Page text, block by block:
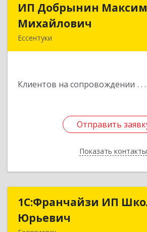
ИП Добрынин Максим
Михайлович
Ессентуки
Клиентов на сопровождении
Отправить
Показать контакты
ИП
Отправить
Назад
1С:Франчайзи ИП
Юрьевич
1С:Франчайзи ИП